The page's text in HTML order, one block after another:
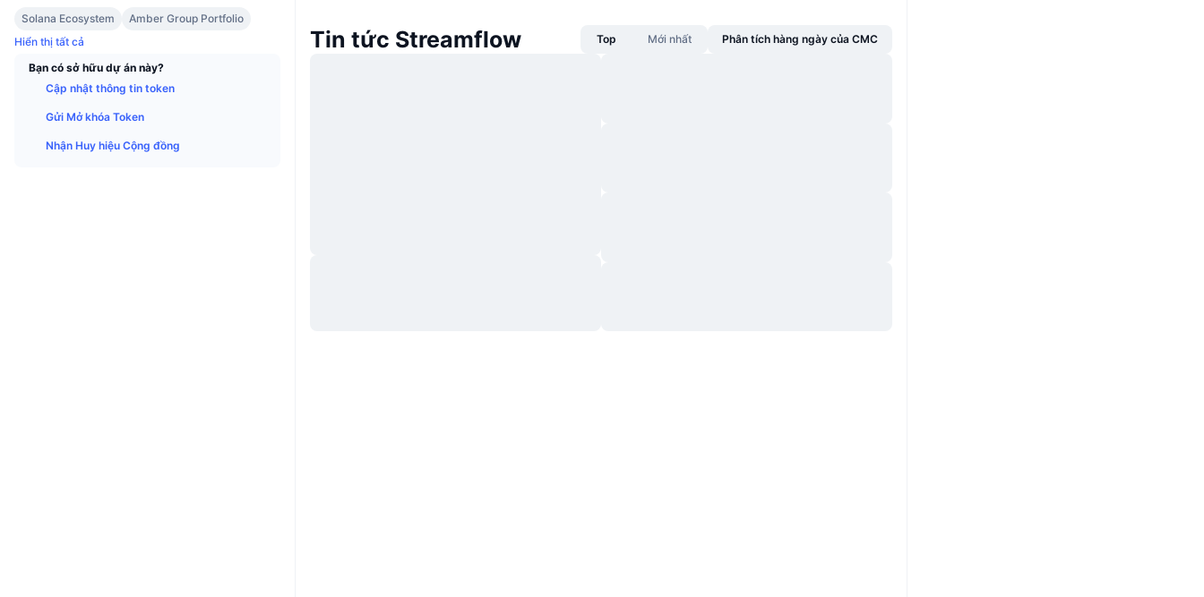
Solana Ecosystem
Amber Group Portfolio
Hiển thị tất cả
Bạn có sở hữu dự án này?
Cập nhật thông tin token
Gửi Mở khóa Token
Nhận Huy hiệu Cộng đồng
Tin tức Streamflow Top Mới nhất Phân tích hàng ngày của CMC